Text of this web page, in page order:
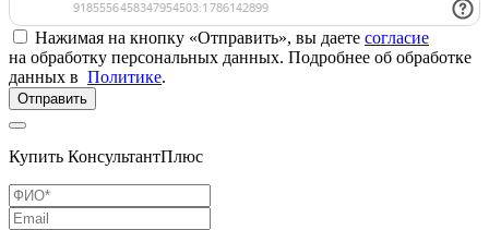
Нажимая на кнопку «Отправить», вы даете согласие
на обработку персональных данных. Подробнее об обработке
данных в Политике.
Отправить
Купить КонсультантПлюс